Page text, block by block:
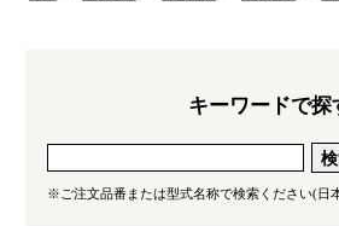
企業情報
環境の取り組み
調達方針
一般事業主行動計画
キーワードで探
※ご注文品番または型式名称で検索ください(日